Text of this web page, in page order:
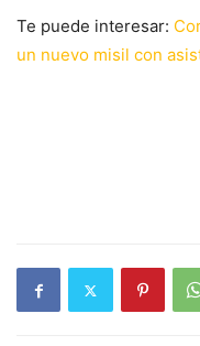
Te puede interesar:
un nuevo misil con